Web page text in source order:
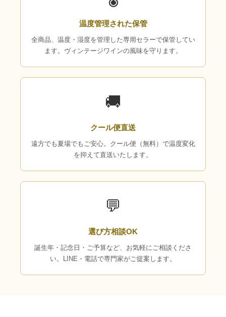
温度管理された保管
全商品、温度・湿度を管理した専用セラーで保管してい
ます。ヴィンテージワインの風味を守ります。
🚚
クール便直送
遠方でも夏場でもご安心。クール便（無料）で温度変化
を抑えて直送いたします。
💬
選び方相談OK
誕生年・記念日・ご予算など、お気軽にご相談くださ
い。LINE・電話で専門家がご提案します。